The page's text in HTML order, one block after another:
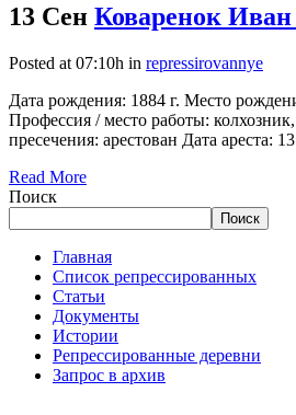
13 Сен Коваренок
Posted at 07:10h in repressirovannye
Дата рождения: 1884 г. Место
Профессия / место работы:
пресечения: арестован Дата ареста:
Read More
Поиск
Поиск
Главная
Список репрессированных
Статьи
Документы
Истории
Репрессированные деревни
Запрос в архив